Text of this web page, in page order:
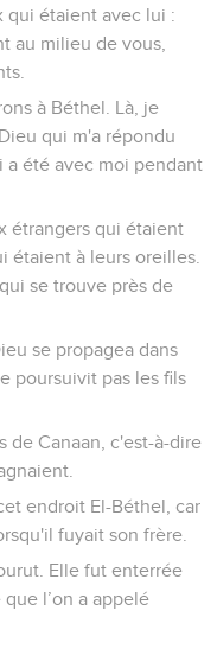
qui étaient avec lui :
au milieu de vous,
à Béthel. Là, je
qui m'a répondu
a été avec moi pendant
étrangers qui étaient
étaient à leurs oreilles.
se trouve près de
se propagea dans
poursuivit pas les fils
de Canaan, c'est-à-dire
endroit El-Béthel, car
fuyait son frère.
Elle fut enterrée
l’on a appelé